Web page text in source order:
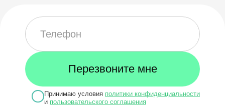
Принимаю условия политики конфиденциальности
и пользовательского соглашения